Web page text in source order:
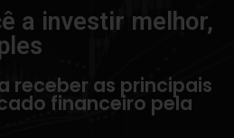
a investir melhor,
receber as principais
financeiro pela